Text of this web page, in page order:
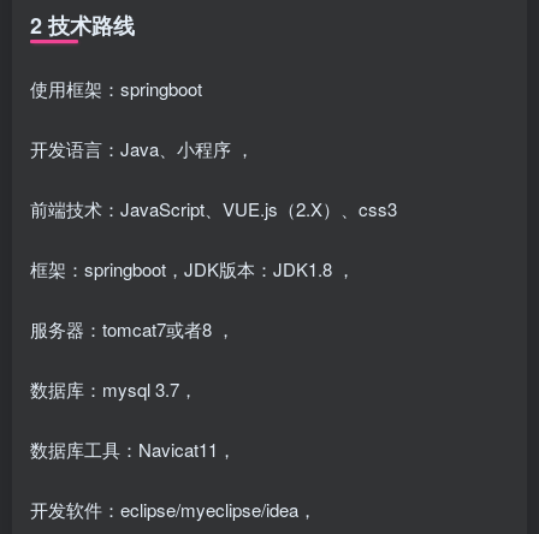
2 技术路线
使用框架：springboot
开发语言：Java、小程序 ，
前端技术：JavaScript、VUE.js（2.X）、css3
框架：springboot，JDK版本：JDK1.8 ，
服务器：tomcat7或者8 ，
数据库：mysql 3.7，
数据库工具：Navicat11，
开发软件：eclipse/myeclipse/idea，